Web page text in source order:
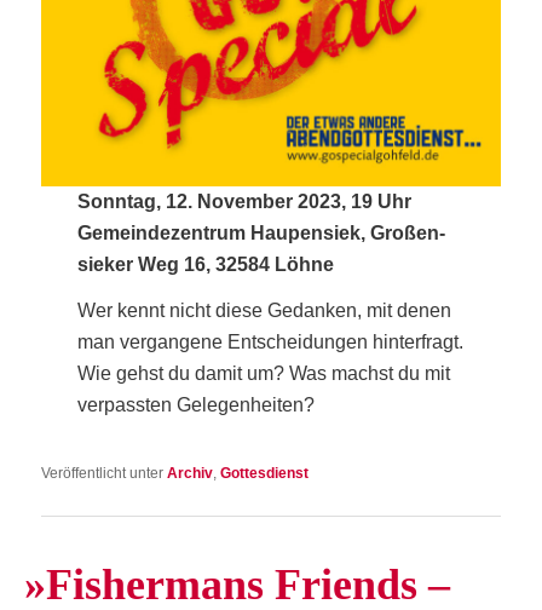
Sonn­tag, 12. Novem­ber 2023, 19 Uhr
Gemein­de­zen­trum Hau­pen­siek, Gro­ßen­
sie­ker Weg 16, 32584 Löhne
Wer kennt nicht die­se Gedan­ken, mit denen
man ver­gan­ge­ne Ent­schei­dun­gen hin­ter­fragt.
Wie gehst du damit um? Was machst du mit
ver­pass­ten Gelegenheiten?
Veröffentlicht unter Archiv ,Gottesdienst
»Fisher­mans Fri­ends –